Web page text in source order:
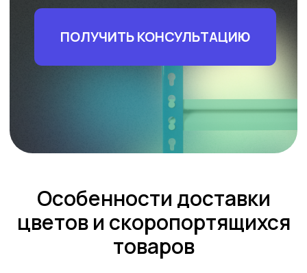
Особенности доставки
цветов и скоропортящихся
товаров